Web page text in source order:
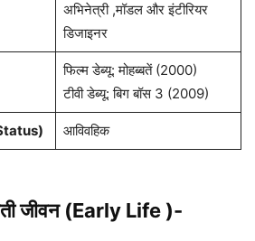
अभिनेत्री ,मॉडल और इंटीरियर
डिजाइनर
फिल्म डेब्यू: मोहब्बतें (2000)
टीवी डेब्यू: बिग बॉस 3 (2009)
आविवहिक
जीवन (Early Life )-